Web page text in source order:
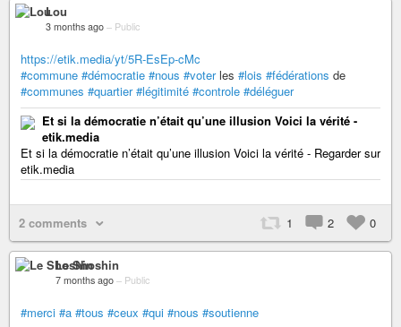
Lou
3 months ago – Public
https://etik.media/yt/5R-EsEp-cMc
#commune #démocratie #nous #voterles #lois #fédérations de
#communes #quartier #légitimité #controle #déléguer
Et si la démocratie n’était qu’une illusion Voici la vérité -
etik.media
Et si la démocratie n’était qu’une illusion Voici la vérité - Regarder sur
etik.media
2 comments 1 2 0
Le Shoshin
7 months ago – Public
#merci #a #tous #ceux #qui #nous #soutienne